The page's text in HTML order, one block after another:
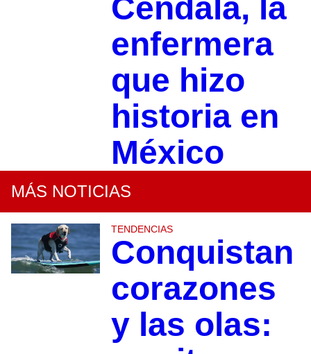
Cendala, la
enfermera
que hizo
historia en
México
MÁS NOTICIAS
TENDENCIAS
Conquistan
corazones
y las olas: